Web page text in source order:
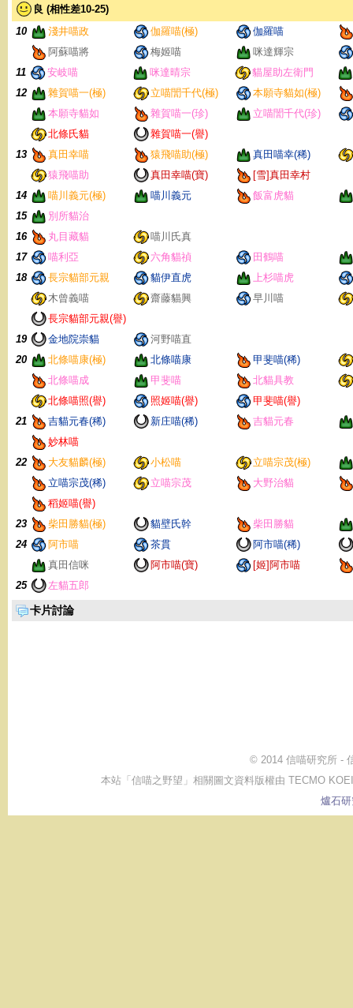
良 (相性差10-25)
10
淺井喵政 伽羅喵(極)
伽羅喵
阿蘇喵將
梅姬喵
咪達輝宗
11
安岐喵 咪達晴宗
貓屋助左衛門
12
雜賀喵一(極) 立喵誾千代(極)
本願寺貓如(極)
本願寺貓如
雜賀喵一(珍)
立喵誾千代(珍)
北條氏貓
雜賀喵一(譽)
13
真田幸喵 猿飛喵助(極)
真田喵幸(稀)
猿飛喵助
真田幸喵(寶)
[雪]真田幸村
14
喵川義元(極) 喵川義元
飯富虎貓
15
別所貓治
16
丸目藏貓
喵川氏真
17
喵利亞 六角貓禎
田鶴喵
18
長宗貓部元親 貓伊直虎
上杉喵虎
木曾義喵
齋藤貓興
早川喵
長宗貓部元親(譽)
19
金地院崇貓
河野喵直
20
北條喵康(極) 北條喵康
甲斐喵(稀)
北條喵成
甲斐喵
北貓具教
北條喵照(譽)
照姬喵(譽)
甲斐喵(譽)
21
吉貓元春(稀) 新庄喵(稀)
吉貓元春
妙林喵
22
大友貓麟(極) 小松喵
立喵宗茂(極)
立喵宗茂(稀)
立喵宗茂
大野治貓
稻姬喵(譽)
23
柴田勝貓(極) 貓壁氏幹
柴田勝貓
24
阿市喵 茶貫
阿市喵(稀)
真田信咪
阿市喵(寶)
[姬]阿市喵
25
左貓五郎
卡片討論
© 2014 信喵研究所 -
本站「信喵之野望」相關圖文資料版權由 TECMO
爐石